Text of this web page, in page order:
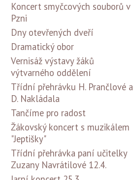
Koncert smyčcových souborů v
Pzni
Dny otevřených dveří
Dramatický obor
Vernisáž výstavy žáků
výtvarného oddělení
Třídní přehrávku H. Prančlové a
D. Nakládala
Tančíme pro radost
Žákovský koncert s muzikálem
"Jeptišky"
Třídní přehrávka paní učitelky
Zuzany Navrátilové 12.4.